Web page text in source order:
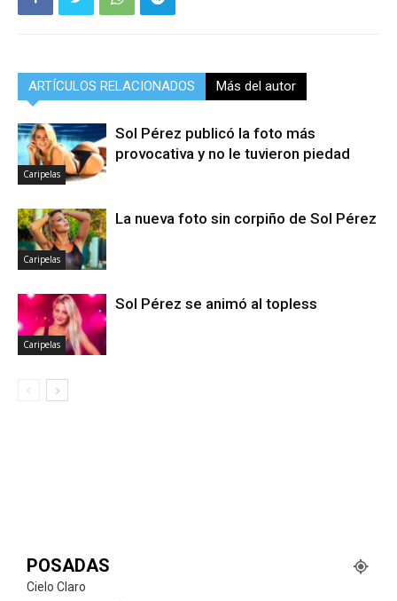
ARTÍCULOS RELACIONADOS Más del autor
Caripelas
Sol Pérez publicó la foto más
provocativa y no le tuvieron piedad
Caripelas
La nueva foto sin corpiño de Sol Pérez
Caripelas
Sol Pérez se animó al topless
POSADAS
Cielo Claro